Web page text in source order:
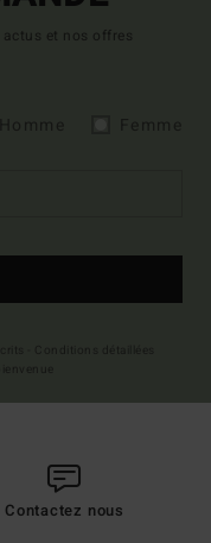
et nos offres
Contactez nous